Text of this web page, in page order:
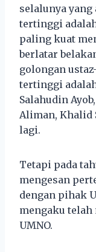
selalunya yang
tertinggi
paling kuat
berlatar
golongan
tertinggi
Salahudin
Aliman, Khalid
lagi.
Tetapi pada
mengesan
dengan pihak
mengaku telah
UMNO.